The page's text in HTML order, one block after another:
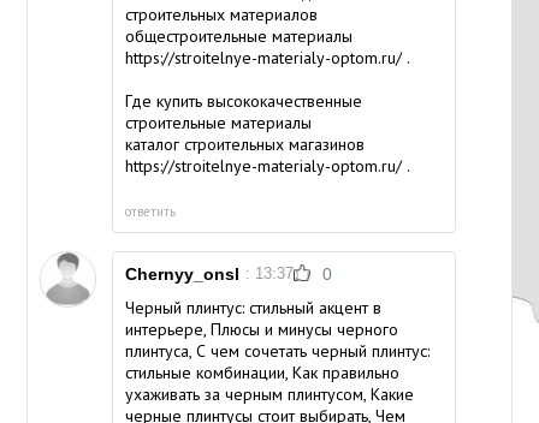
строительных материалов
общестроительные материалы
https://stroitelnye-materialy-optom.ru/.
Где купить высококачественные
строительные материалы
каталог строительных магазинов
https://stroitelnye-materialy-optom.ru/.
ответить
Chernyy_onsl : 13:37 0
Черный плинтус: стильный акцент в
интерьере, Плюсы и минусы черного
плинтуса, С чем сочетать черный плинтус:
стильные комбинации, Как правильно
ухаживать за черным плинтусом, Какие
черные плинтусы стоит выбирать, Чем